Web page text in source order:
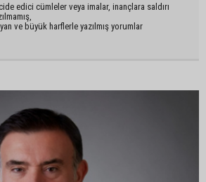
edici cümleler veya imalar, inançlara saldırı
ve büyük harflerle yazılmış yorumlar